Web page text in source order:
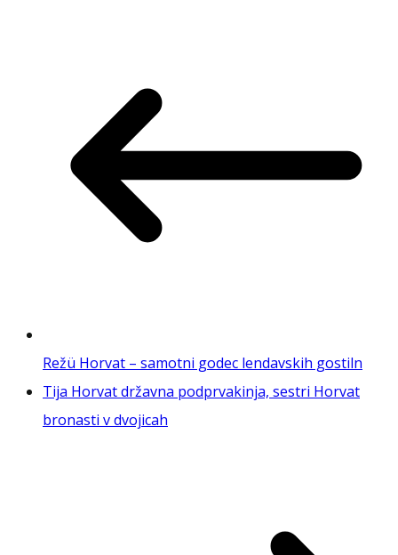
Režü Horvat – samotni godec lendavskih gostiln
Tija Horvat državna podprvakinja, sestri Horvat
bronasti v dvojicah